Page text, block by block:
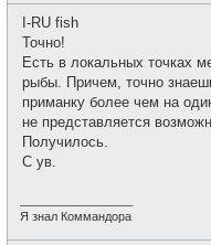
I-RU fish
Точно!
Есть в локальных точках
рыбы. Причем, точно
приманку более чем на
не представляется
Получилось.
С ув.
Я знал Коммандора